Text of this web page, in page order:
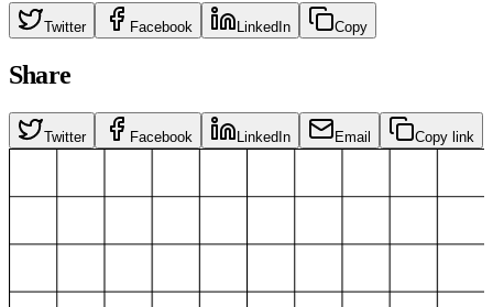
Twitter Facebook LinkedIn Copy
Share
Twitter Facebook LinkedIn Email Copy link